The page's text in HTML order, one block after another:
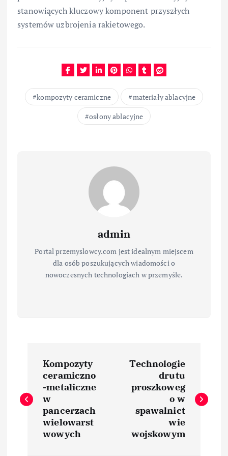
stanowiących kluczowy komponent przyszłych
systemów uzbrojenia rakietowego.
kompozyty ceramiczne
materiały ablacyjne
osłony ablacyjne
admin
Portal przemyslowcy.com jest idealnym miejscem
dla osób poszukujących wiadomości o
nowoczesnych technologiach w przemyśle.
w
Kompozyty
ceramiczno
-metaliczne
w
pancerzach
wielowarst
wowych
Technologie
drutu
proszkoweg
o w
spawalnict
wie
wojskowym